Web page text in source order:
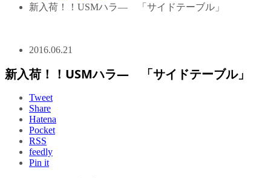
新入荷！！USMハラ― 「サイドテーブル」
2016.06.21
新入荷！！USMハラ― 「サイドテーブル」
Tweet
Share
Hatena
Pocket
RSS
feedly
Pin it